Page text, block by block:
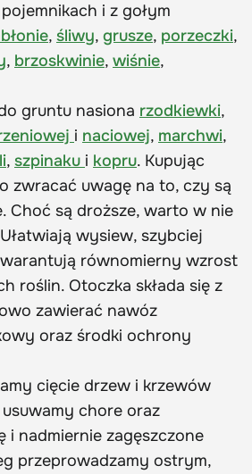
i z gołym
, śliwy, grusze, porzeczki,
, brzoskwinie, wiśnie,
gruntu nasiona rzodkiewki,
i naciowej, marchwi,
, szpinaku i kopru. Kupując
zwracać uwagę na to, czy są
Choć są droższe, warto w nie
wysiew, szybciej
równomierny wzrost
roślin. Otoczka składa się z
zawierać nawóz
oraz środki ochrony
cięcie drzew i krzewów
chore oraz
i nadmiernie zagęszczone
przeprowadzamy ostrym,